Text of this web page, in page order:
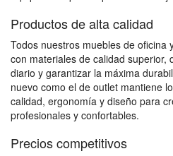
Productos de alta calidad
Todos nuestros muebles de oficina
con materiales de calidad superior,
diario y garantizar la máxima
nuevo como el de outlet mantiene
calidad, ergonomía y diseño para
profesionales y confortables.
Precios competitivos